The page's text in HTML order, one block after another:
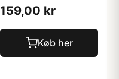
159,00 kr
Køb her